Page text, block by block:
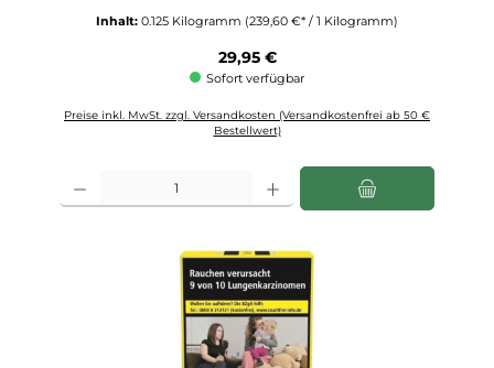
Inhalt: 0.125 Kilogramm (239,60 €* / 1 Kilogramm)
Regulärer Preis:
29,95 €
Sofort verfügbar
Preise inkl. MwSt. zzgl. Versandkosten (Versandkostenfrei ab 50 €
Bestellwert)
Produkt Anzahl: Gib den gewünschten Wert ein oder benutze die